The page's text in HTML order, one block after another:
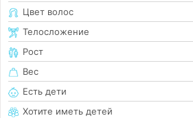
Цвет волос
Телосложение
Рост
Вес
Есть дети
Хотите иметь детей